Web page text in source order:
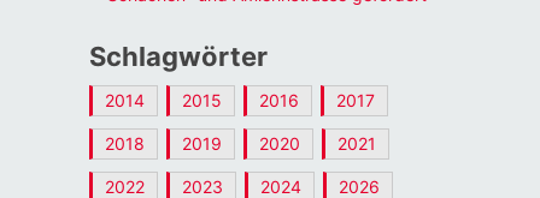
Schlagwörter
2014 2015 2016 2017
2018 2019 2020 2021
2022 2023 2024 2026